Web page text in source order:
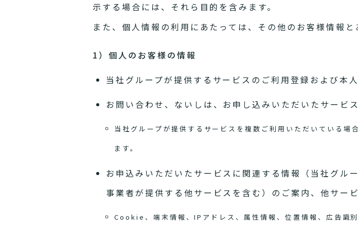
示する場合には、それら目的を含みます。
また、個人情報の利用にあたっては、その他のお客様情報と
1）個人のお客様の情報
当社グループが提供するサービスのご利用登録および本
お問い合わせ、ないしは、お申し込みいただいたサービ
当社グループが提供するサービスを複数ご利用いただいている場
ます。
お申込みいただいたサービスに関連する情報（当社グル
事業者が提供する他サービスを含む）のご案内、他サー
Cookie、端末情報、IPアドレス、属性情報、位置情報、広告識